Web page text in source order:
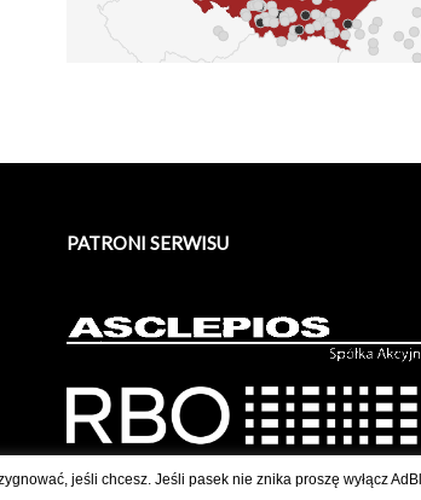
PATRONI SERWISU
jeśli chcesz. Jeśli pasek nie znika proszę wyłącz